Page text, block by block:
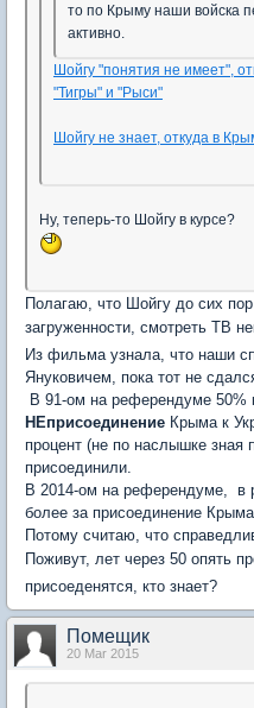
то по Крыму наши войска
активно.
Шойгу "понятия не имеет",
"Тигры" и "Рыси"
Шойгу не знает, откуда в
Ну, теперь-то Шойгу в курсе?
Полагаю, что Шойгу до сих
загруженности, смотреть ТВ
Из фильма узнала, что наши
Януковичем, пока тот не
В 91-ом на референдуме 50%
НЕприсоединение Крыма к
процент (не по наслышке зная
присоединили.
В 2014-ом на референдуме, в
более за присоединение
Потому считаю, что
Поживут, лет через 50 опять
присоеденятся, кто знает?
Помещик
20 Mar 2015